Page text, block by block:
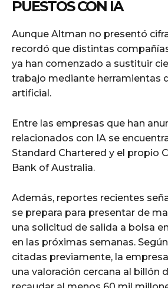
PUESTOS CON IA
Aunque Altman no presentó
recordó que distintas
ya han comenzado a sustituir
trabajo mediante herramientas
artificial.
Entre las empresas que han
relacionados con IA se
Standard Chartered y el propio
Bank of Australia.
Además, reportes recientes
se prepara para presentar de
una solicitud de salida a bolsa
en las próximas semanas.
citadas previamente, la
una valoración cercana al billón